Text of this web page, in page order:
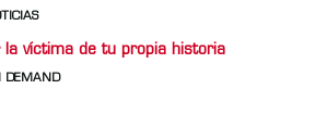
víctima de tu propia historia
DEMAND